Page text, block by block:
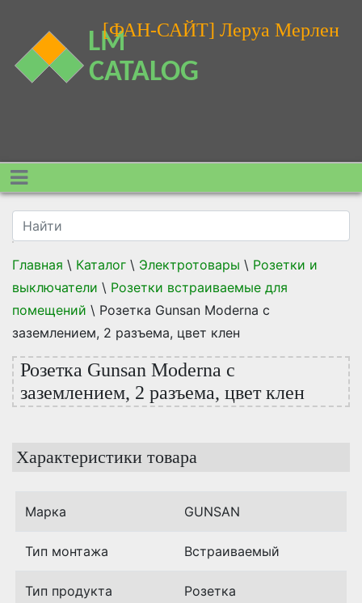
[ФАН-САЙТ] Леруа Мерлен
Главная \ Каталог \ Электротовары \ Розетки и
выключатели \ Розетки встраиваемые для
помещений \ Розетка Gunsan Moderna с
заземлением, 2 разъема, цвет клен
Розетка Gunsan Moderna с
заземлением, 2 разъема, цвет клен
Характеристики товара
Марка GUNSAN
Тип монтажа Встраиваемый
Тип продукта Розетка